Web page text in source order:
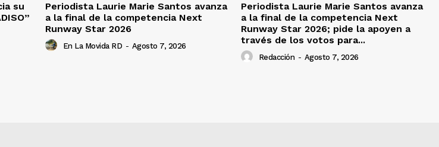
su
Periodista Laurie Marie Santos avanza
a la final de la competencia Next
Runway Star 2026
En La Movida RD - Agosto 7, 2026
Periodista Laurie Marie Santos avanza
a la final de la competencia Next
Runway Star 2026; pide la apoyen a
través de los votos para...
Redacción - Agosto 7, 2026